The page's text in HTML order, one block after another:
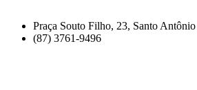
Praça Souto Filho, 23, Santo Antônio
(87) 3761-9496